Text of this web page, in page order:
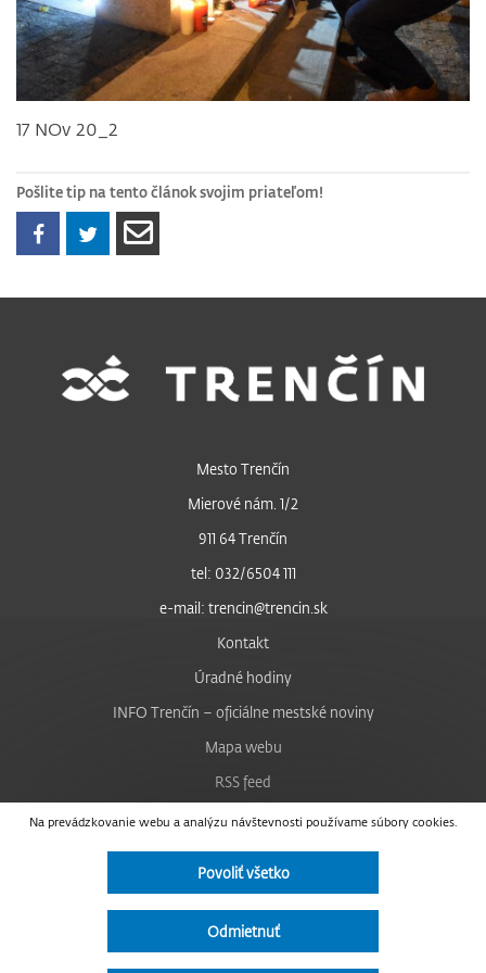
17 NOv 20_2
Pošlite tip na tento článok svojim priateľom!
Na prevádzkovanie webu a analýzu návštevnosti používame súbory cookies.
Povoliť všetko
Odmietnuť
Mesto Trenčín
Mierové nám. 1/2
911 64 Trenčín
tel: 032/6504 111
e-mail: trencin@trencin.sk
Kontakt
Úradné hodiny
INFO Trenčín – oficiálne mestské noviny
Mapa webu
RSS feed
Nastavenie cookies
Facebook
Instagram
Vyhlásenie o prístupnosti